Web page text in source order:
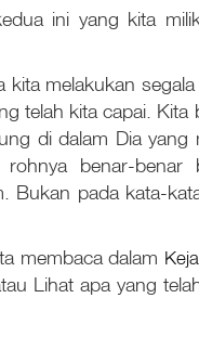
ini yang kita
melakukan
telah kita capai.
di dalam Dia yang
benar-benar
pada kata-
membaca dalam
Lihat apa yang